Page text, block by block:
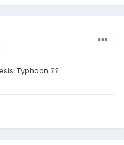
Typhoon ??